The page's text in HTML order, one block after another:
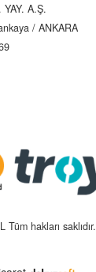
A.Ş.
/ ANKARA
hakları saklıdır.